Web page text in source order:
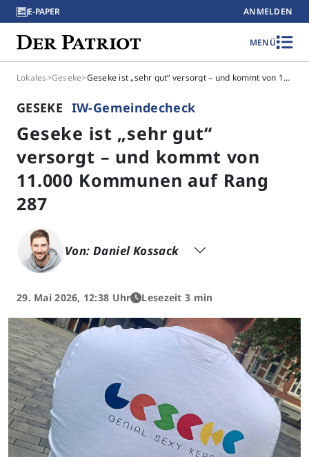
E-PAPER ANMELDEN
MENÜ
Lokales>Geseke> Geseke ist „sehr gut“ versorgt – und kommt von 11.000 Kommunen auf Rang 287
GESEKE IW-Gemeindecheck
Geseke ist „sehr gut“
versorgt – und kommt von
11.000 Kommunen auf Rang
287
Von: Daniel Kossack
29. Mai 2026, 12:38 Uhr Lesezeit 3 min